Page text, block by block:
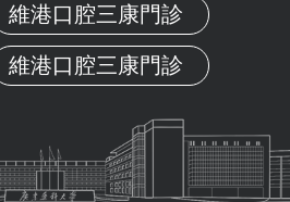
維港口腔三康門診
維港口腔三康門診